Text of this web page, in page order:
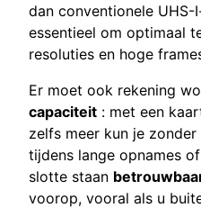
dan conventionele
essentieel om optimaal
resoluties en hoge
Er moet ook rekening
capaciteit : met een
zelfs meer kun je
tijdens lange opnames
slotte staan
voorop, vooral als u